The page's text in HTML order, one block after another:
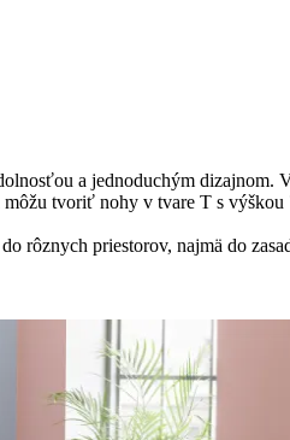
a jednoduchým
tvoriť nohy v tvare T s
rôznych priestorov, najmä do